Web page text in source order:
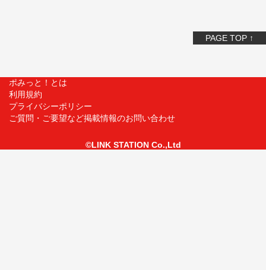
PAGE TOP ↑
ポみっと！とは
利用規約
プライバシーポリシー
ご質問・ご要望など掲載情報のお問い合わせ
©LINK STATION Co.,Ltd